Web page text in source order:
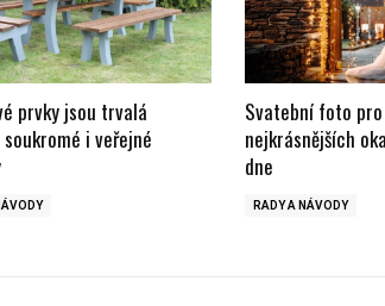
prvky jsou trvalá
i veřejné
Svatební foto
nejkrásnějších
dne
RADY A NÁVODY